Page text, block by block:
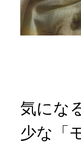
気にな
少な「